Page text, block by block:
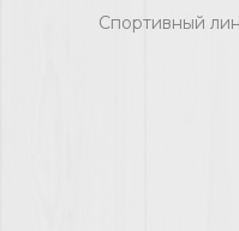
Спортивный